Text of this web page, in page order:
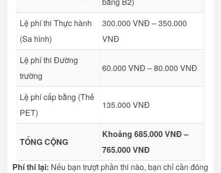
Lệ phí thi Thực hành
(Sa hình)
300.000 VNĐ – 350.000
VNĐ
Lệ phí thi Đường
trường
60.000 VNĐ – 80.000 VNĐ
Lệ phí cấp bằng (Thẻ
PET)
135.000 VNĐ
TỔNG CỘNG
Khoảng 685.000 VNĐ –
765.000 VNĐ
Phí thi lại: Nếu bạn trượt phần thi nào, bạn chỉ cần đóng